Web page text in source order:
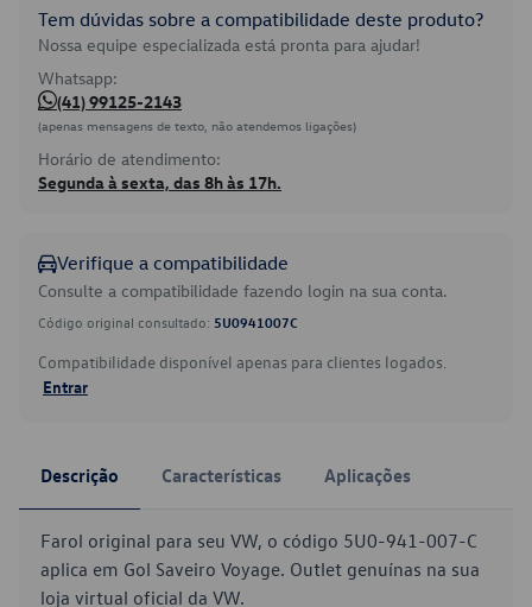
Tem dúvidas sobre a compatibilidade deste produto?
Nossa equipe especializada está pronta para ajudar!
Whatsapp:
(41) 99125-2143
(apenas mensagens de texto, não atendemos ligações)
Horário de atendimento:
Segunda à sexta, das 8h às 17h.
Verifique a compatibilidade
Consulte a compatibilidade fazendo login na sua conta.
Código original consultado: 5U0941007C
Compatibilidade disponível apenas para clientes logados.
Entrar
Descrição Características Aplicações
Farol original para seu VW, o código 5U0-941-007-C
aplica em Gol Saveiro Voyage. Outlet genuínas na sua
loja virtual oficial da VW.